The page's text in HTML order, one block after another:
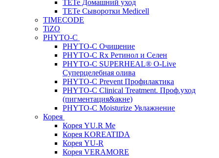
TETe Домашний уход
TETe Сыворотки Medicell
TIMECODE
TiZO
PHYTO-C
PHYTO-C Очищение
PHYTO-C Rx Ретинол и Селен
PHYTO-C SUPERHEAL® O-Live
Суперцелебная олива
PHYTO-C Prevent Профилактика
PHYTO-C Clinical Treatment. Проф.уход
(пигментация&акне)
PHYTO-C Moisturize Увлажнение
Корея
Корея YU.R Me
Корея KOREATIDA
Корея YU-R
Корея VERAMORE